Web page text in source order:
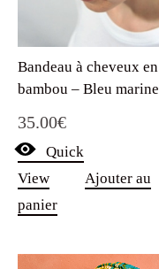
Bandeau à cheveux en
bambou – Bleu marine
35.00€
Quick
View
Ajouter au
panier